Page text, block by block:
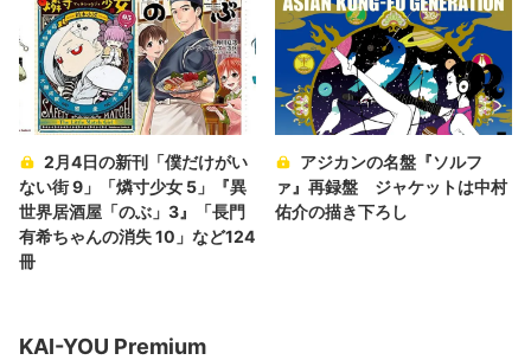
2月4日の新刊「僕だけがい
ない街 9」「燐寸少女 5」『異
世界居酒屋「のぶ」3』「長門
有希ちゃんの消失 10」など124
冊
アジカンの名盤『ソルフ
ァ』再録盤 ジャケットは中村
佑介の描き下ろし
KAI-YOU Premium